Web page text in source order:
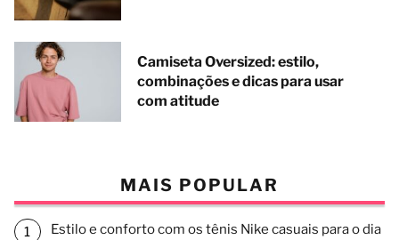
Camiseta Oversized: estilo,
combinações e dicas para usar
com atitude
MAIS POPULAR
Estilo e conforto com os tênis Nike casuais para o dia